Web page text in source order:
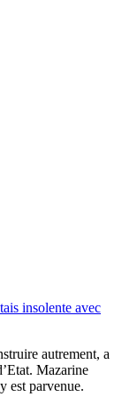
insolente avec
autrement, a
Mazarine
est parvenue.